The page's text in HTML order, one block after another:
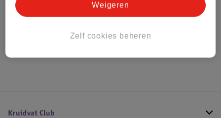
Bekijk ook
Kruidvat Club
Zelf cookies beheren
Weigeren